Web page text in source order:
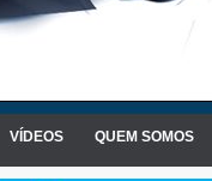
VÍDEOS QUEM SOMOS